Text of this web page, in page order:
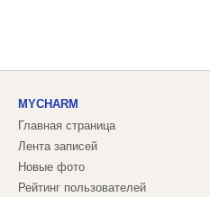
MYCHARM
Главная страница
Лента записей
Новые фото
Рейтинг пользователей